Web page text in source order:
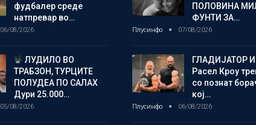
фудбалер среде
натпревар во…
06/08/2026
ЛУДИЛО ВО
ТРАБЗОН, ТУРЦИТЕ
ПОЛУДЕА ПО САЛАХ
Дури 25.000…
05/08/2026
ПОЛОВИНА
ФУНТИ ЗА…
Плусинфо 07/08/2026
ГЛАДИЈАТОР
Расел Кроу
со познат
кој…
Плусинфо 06/08/2026